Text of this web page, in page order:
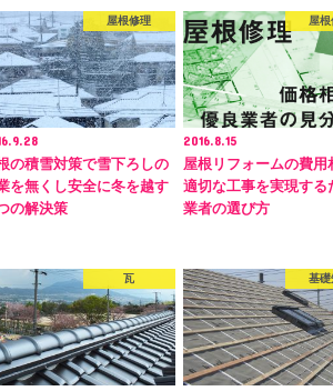
屋根修理
の積雪対策で雪下ろしの
を無くし安全に冬を越す
の解決策
屋
2016.8.15
屋根リフォームの費用
適切な工事を実現する
業者の選び方
瓦 基礎